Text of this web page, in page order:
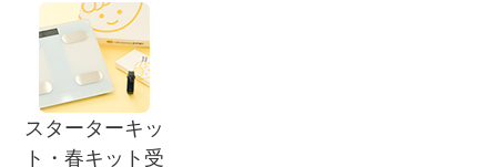
スターターキッ
ト・春キット受